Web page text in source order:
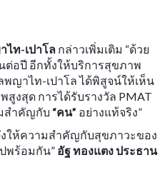
ไท-เปาโล กล่าวเพิ่มเติม “ด้วย
ต่อปี อีกทั้งให้บริการสุขภาพ
พญาไท-เปาโล ได้พิสูจน์ให้เห็น
งสุด การได้รับรางวัล PMAT
สำคัญกับ “คน” อย่างแท้จริง”
ให้ความสำคัญกับสุขภาวะของ
พร้อมกัน” อัฐ ทองแตง ประธาน